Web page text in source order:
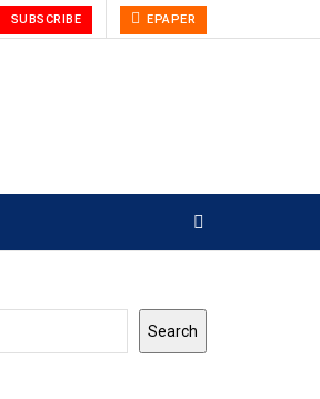
SUBSCRIBE EPAPER
Search